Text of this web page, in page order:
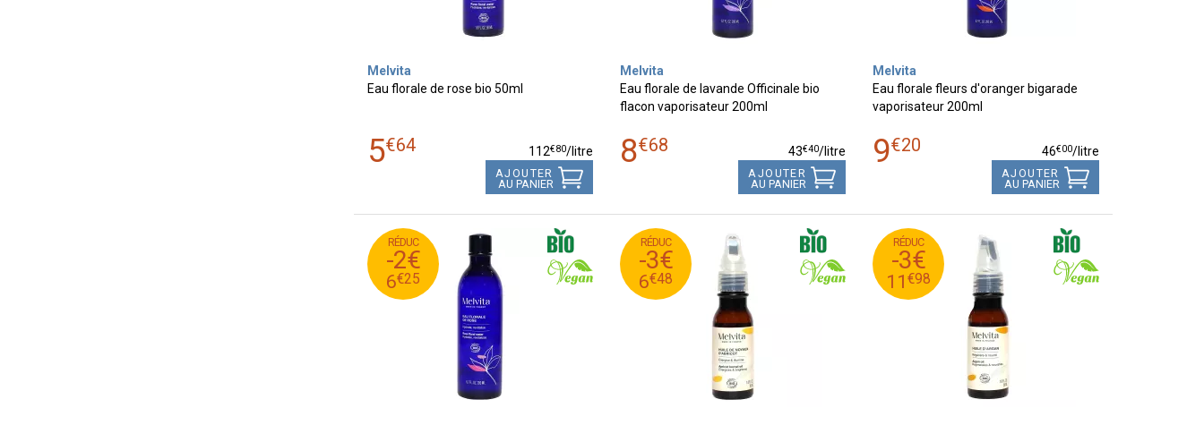
Melvita
Eau florale de rose bio 50ml
5€64 112€80/litre
AJOUTER
AU PANIER
Melvita
Eau florale de lavande Officinale bio
flacon vaporisateur 200ml
8€68 43€40/litre
AJOUTER
AU PANIER
Melvita
Eau florale fleurs d'oranger bigarade
vaporisateur 200ml
9€20 46€00/litre
AJOUTER
AU PANIER
RÉDUC
-2€
6€25
8
€
25
6
€
25
RÉDUC
-3€
6€48
9
€
48
6
€
48
RÉDUC
-3€
11€98
14
€
98
11
€
98